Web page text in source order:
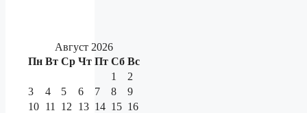
Август 2026
Пн Вт Ср Чт Пт Сб Вс
1
2
3
4 5 6 7 8
9
10 11 12 13 14 15 16